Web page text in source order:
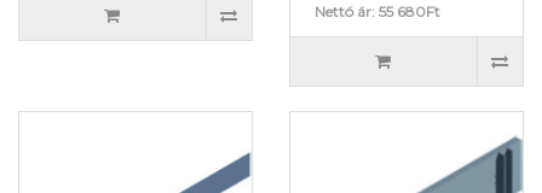
Nettó ár: 55 680Ft